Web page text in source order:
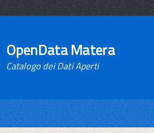
OpenData Matera
Catalogo dei Dati Aperti